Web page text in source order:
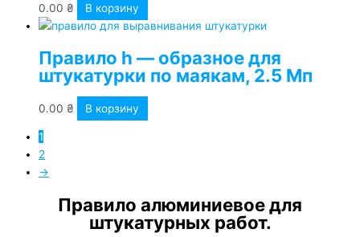
0.00 ₴ В корзину
Правило h — образное для
штукатурки по маякам, 2.5 Мп
0.00 ₴ В корзину
1
2
→
Правило алюминиевое для
штукатурных работ.